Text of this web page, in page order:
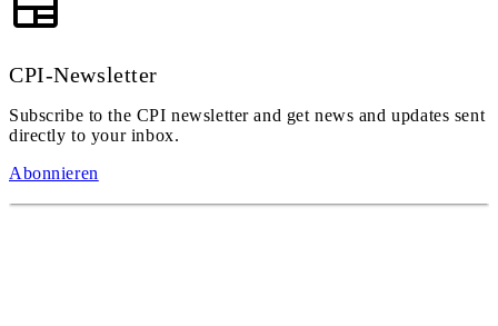
CPI-Newsletter
Subscribe to the CPI newsletter and get news and updates sent
directly to your inbox.
Abonnieren